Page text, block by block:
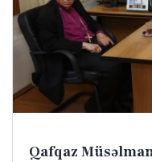
Qafqaz